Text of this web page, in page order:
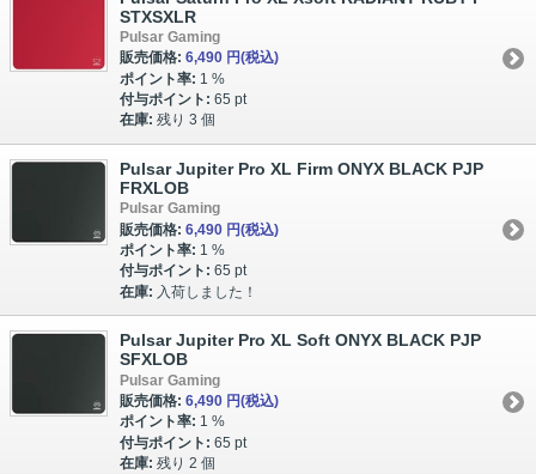
STXSXLR
Pulsar Gaming
販売価格: 6,490 円(税込)
ポイント率: 1 %
付与ポイント: 65 pt
在庫: 残り 3 個
Pulsar Jupiter Pro XL Firm ONYX BLACK PJP
FRXLOB
Pulsar Gaming
販売価格: 6,490 円(税込)
ポイント率: 1 %
付与ポイント: 65 pt
在庫: 入荷しました！
Pulsar Jupiter Pro XL Soft ONYX BLACK PJP
SFXLOB
Pulsar Gaming
販売価格: 6,490 円(税込)
ポイント率: 1 %
付与ポイント: 65 pt
在庫: 残り 2 個